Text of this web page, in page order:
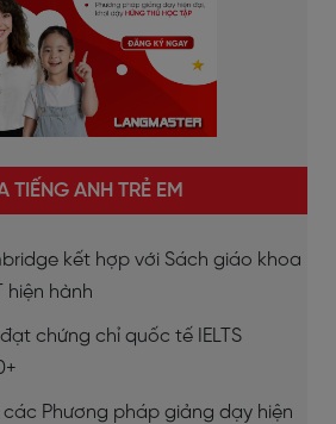
TIẾNG ANH TRẺ EM
kết hợp với Sách giáo khoa
hiện hành
chứng chỉ quốc tế IELTS
các Phương pháp giảng dạy hiện